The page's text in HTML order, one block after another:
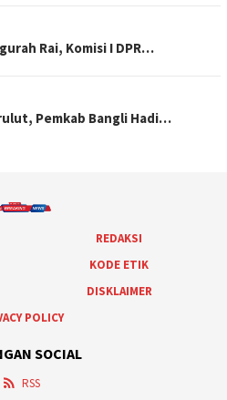
Rai, Komisi I DPR…
Pemkab Bangli Hadi…
REDAKSI
KODE ETIK
DISKLAIMER
POLICY
SOCIAL
RSS